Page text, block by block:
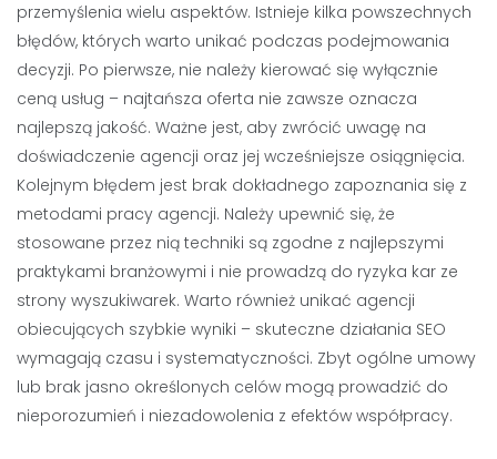
przemyślenia wielu aspektów. Istnieje kilka powszechnych
błędów, których warto unikać podczas podejmowania
decyzji. Po pierwsze, nie należy kierować się wyłącznie
ceną usług – najtańsza oferta nie zawsze oznacza
najlepszą jakość. Ważne jest, aby zwrócić uwagę na
doświadczenie agencji oraz jej wcześniejsze osiągnięcia.
Kolejnym błędem jest brak dokładnego zapoznania się z
metodami pracy agencji. Należy upewnić się, że
stosowane przez nią techniki są zgodne z najlepszymi
praktykami branżowymi i nie prowadzą do ryzyka kar ze
strony wyszukiwarek. Warto również unikać agencji
obiecujących szybkie wyniki – skuteczne działania SEO
wymagają czasu i systematyczności. Zbyt ogólne umowy
lub brak jasno określonych celów mogą prowadzić do
nieporozumień i niezadowolenia z efektów współpracy.